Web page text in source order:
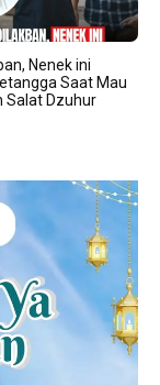
Nenek ini
Saat Mau
Salat Dzuhur